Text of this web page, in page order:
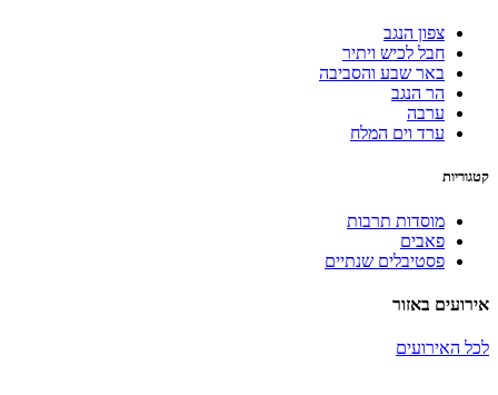
צפון הנגב
חבל לכיש ויתיר
באר שבע והסביבה
הר הנגב
ערבה
ערד וים המלח
קטגוריות
מוסדות תרבות
פאבים
פסטיבלים שנתיים
אירועים באזור
לכל האירועים